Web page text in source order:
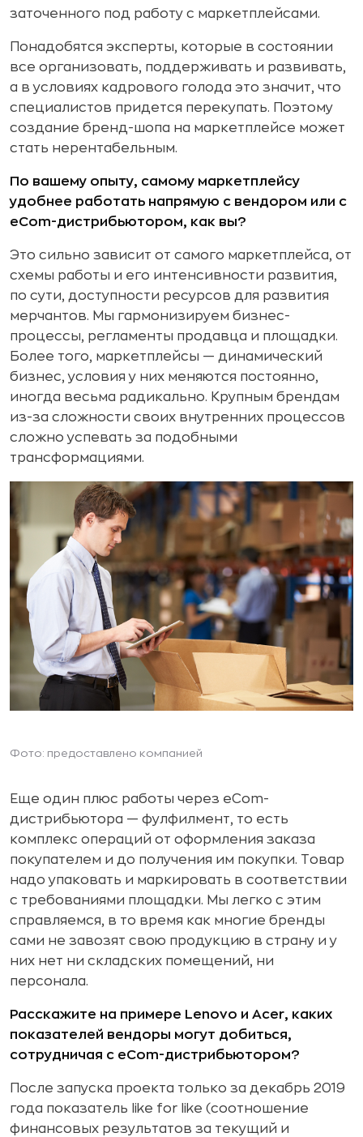
заточенного под работу с маркетплейсами.
Понадобятся эксперты, которые в состоянии
все организовать, поддерживать и развивать,
а в условиях кадрового голода это значит, что
специалистов придется перекупать. Поэтому
создание бренд-шопа на маркетплейсе может
стать нерентабельным.
По вашему опыту, самому маркетплейсу
удобнее работать напрямую с вендором или с
eСom-дистрибьютором, как вы?
Это сильно зависит от самого маркетплейса, от
схемы работы и его интенсивности развития,
по сути, доступности ресурсов для развития
мерчантов. Мы гармонизируем бизнес-
процессы, регламенты продавца и площадки.
Более того, маркетплейсы — динамический
бизнес, условия у них меняются постоянно,
иногда весьма радикально. Крупным брендам
из-за сложности своих внутренних процессов
сложно успевать за подобными
трансформациями.
Фото: предоставлено компанией
Еще один плюс работы через eCom-
дистрибьютора — фулфилмент, то есть
комплекс операций от оформления заказа
покупателем и до получения им покупки. Товар
надо упаковать и маркировать в соответствии
с требованиями площадки. Мы легко с этим
справляемся, в то время как многие бренды
сами не завозят свою продукцию в страну и у
них нет ни складских помещений, ни
персонала.
Расскажите на примере Lenovo и Acer, каких
показателей вендоры могут добиться,
сотрудничая с eCom-дистрибьютором?
После запуска проекта только за декабрь 2019
года показатель like for like (соотношение
финансовых результатов за текущий и